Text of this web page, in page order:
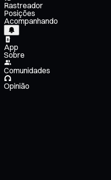
Rastreador
Posições
Acompanhando
App
Sobre
Comunidades
Opinião